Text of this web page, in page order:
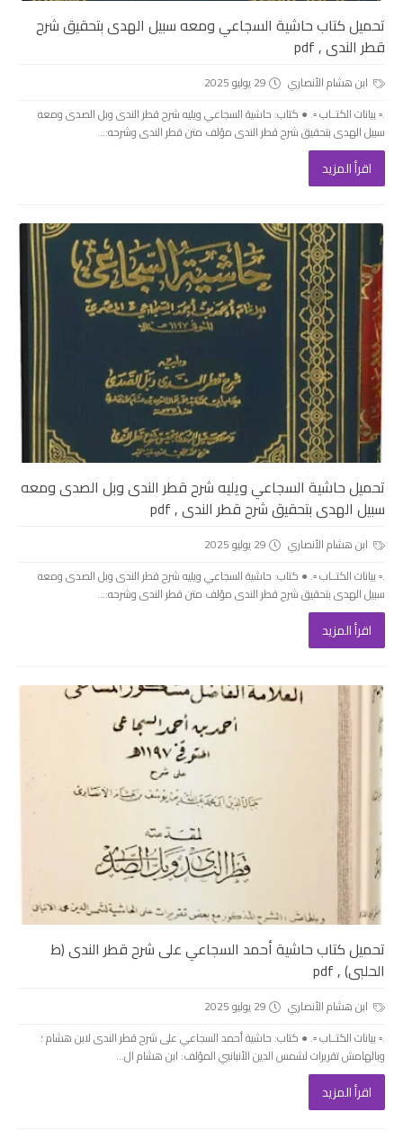
تحميل كتاب حاشية السجاعي ومعه سبيل الهدى بتحقيق شرح
قطر الندى , pdf
ابن هشام الأنصاري
29 يوليو 2025
.▫️ بيانات الكتــاب ▫️. ● كتاب: حاشية السجاعي ويليه شرح قطر الندى وبل الصدى ومعه
سبيل الهدى بتحقيق شرح قطر الندى مؤلف متن قطر الندى وشرحه:...
اقرأ المزيد
تحميل حاشية السجاعي ويليه شرح قطر الندى وبل الصدى ومعه
سبيل الهدى بتحقيق شرح قطر الندى , pdf
ابن هشام الأنصاري
29 يوليو 2025
.▫️ بيانات الكتــاب ▫️. ● كتاب: حاشية السجاعي ويليه شرح قطر الندى وبل الصدى ومعه
سبيل الهدى بتحقيق شرح قطر الندى مؤلف متن قطر الندى وشرحه:...
اقرأ المزيد
تحميل كتاب حاشية أحمد السجاعي على شرح قطر الندى (ط
الحلبى) , pdf
ابن هشام الأنصاري
29 يوليو 2025
.▫️ بيانات الكتــاب ▫️. ● كتاب: حاشية أحمد السجاعي على شرح قطر الندى لابن هشام ؛
وبالهامش تقريرات لشمس الدين الأنبانبي المؤلف: ابن هشام ال...
اقرأ المزيد